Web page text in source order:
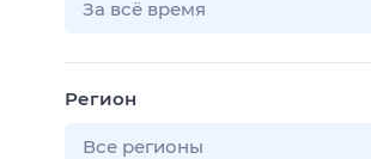
За всё время
Регион
Все регионы